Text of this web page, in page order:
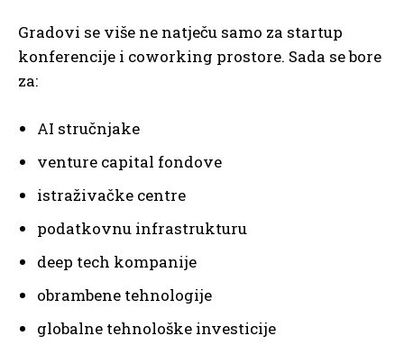
Gradovi se više ne natječu samo za startup
konferencije i coworking prostore. Sada se bore
za:
AI stručnjake
venture capital fondove
istraživačke centre
podatkovnu infrastrukturu
deep tech kompanije
obrambene tehnologije
globalne tehnološke investicije